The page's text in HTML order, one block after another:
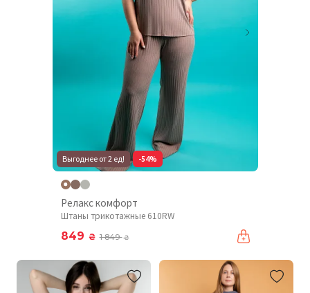
Выгоднее от 2 ед! -54%
Релакс комфорт
Штаны трикотажные 610RW
849 ₴ 1 849₴